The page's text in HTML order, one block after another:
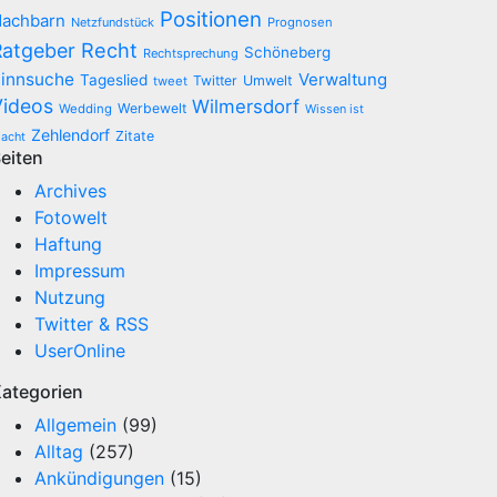
Netzfundstück Positionen Prognosen
Recht Rechtsprechung Schöneberg
Tageslied tweet Twitter Umwelt Verwaltung
Wedding Werbewelt Wilmersdorf Wissen ist
Zehlendorf Zitate
Archives
Fotowelt
Haftung
Impressum
Nutzung
Twitter & RSS
UserOnline
Allgemein (99)
Alltag (257)
Ankündigungen (15)